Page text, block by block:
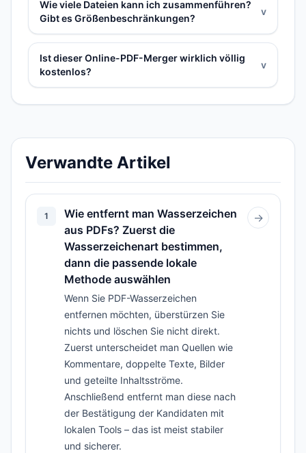
Wie viele Dateien kann ich zusammenführen?
Gibt es Größenbeschränkungen?
v
Ist dieser Online-PDF-Merger wirklich völlig
kostenlos?
v
Verwandte Artikel
1
Wie entfernt man Wasserzeichen
aus PDFs? Zuerst die
Wasserzeichenart bestimmen,
dann die passende lokale
Methode auswählen
Wenn Sie PDF-Wasserzeichen
entfernen möchten, überstürzen Sie
nichts und löschen Sie nicht direkt.
Zuerst unterscheidet man Quellen wie
Kommentare, doppelte Texte, Bilder
und geteilte Inhaltsströme.
Anschließend entfernt man diese nach
der Bestätigung der Kandidaten mit
lokalen Tools – das ist meist stabiler
und sicherer.
→